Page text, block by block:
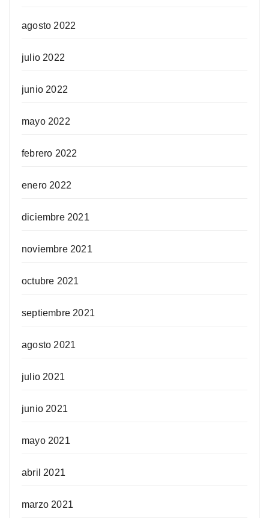
agosto 2022
julio 2022
junio 2022
mayo 2022
febrero 2022
enero 2022
diciembre 2021
noviembre 2021
octubre 2021
septiembre 2021
agosto 2021
julio 2021
junio 2021
mayo 2021
abril 2021
marzo 2021